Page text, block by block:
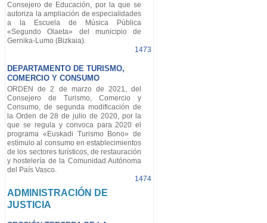
Consejero de Educación, por la que se
autoriza la ampliación de especialidades
a la Escuela de Música Pública
«Segundo Olaeta» del municipio de
Gernika-Lumo (Bizkaia).
1473
DEPARTAMENTO DE TURISMO,
COMERCIO Y CONSUMO
ORDEN de 2 de marzo de 2021, del
Consejero de Turismo, Comercio y
Consumo, de segunda modificación de
la Orden de 28 de julio de 2020, por la
que se regula y convoca para 2020 el
programa «Euskadi Turismo Bono» de
estímulo al consumo en establecimientos
de los sectores turísticos, de restauración
y hostelería de la Comunidad Autónoma
del País Vasco.
1474
ADMINISTRACIÓN DE
JUSTICIA